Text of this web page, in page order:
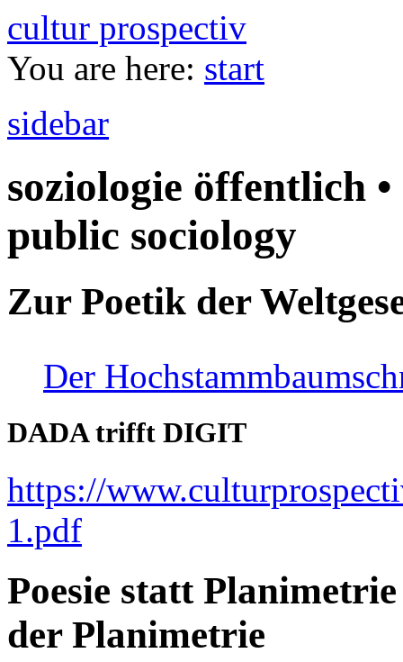
cultur prospectiv
You are here: start
sidebar
soziologie öffentlich
public sociology
Zur Poetik der
Der
DADA trifft DIGIT
https://
1.pdf
Poesie statt
der Planimetrie